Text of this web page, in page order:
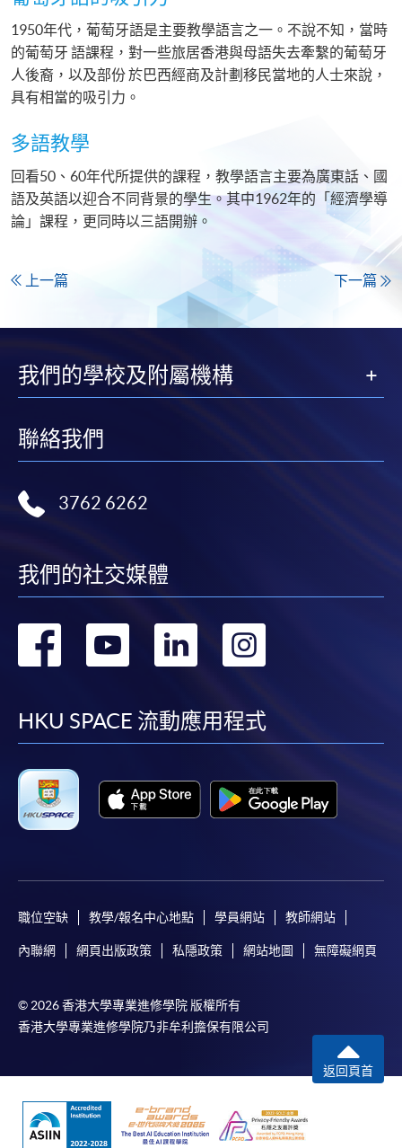
1950年代，葡萄牙語是主要教學語言之一。不說不知，當時
的葡萄牙 語課程，對一些旅居香港與母語失去牽繫的葡萄牙
人後裔，以及部份 於巴西經商及計劃移民當地的人士來說，
具有相當的吸引力。
多語教學
回看50、60年代所提供的課程，教學語言主要為廣東話、國
語及英語以迎合不同背景的學生。其中1962年的「經濟學導
論」課程，更同時以三語開辦。
上一篇 下一篇
我們的學校及附屬機構
聯絡我們
3762 6262
我們的社交媒體
轉
facebook
轉
youtube
轉
linkedin
轉
HKU SPACE 流動應用程式
職位空缺 教學/報名中心地點 學員網站 教師網站
內聯網 網頁出版政策 私隱政策 網站地圖 無障礙網頁
© 2026 香港大學專業進修學院 版權所有
香港大學專業進修學院乃非牟利擔保有限公司
返回頁首